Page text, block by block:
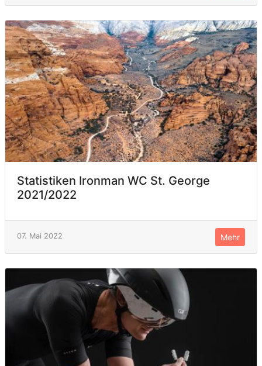
Statistiken Ironman WC St. George
2021/2022
07. Mai 2022 Mehr